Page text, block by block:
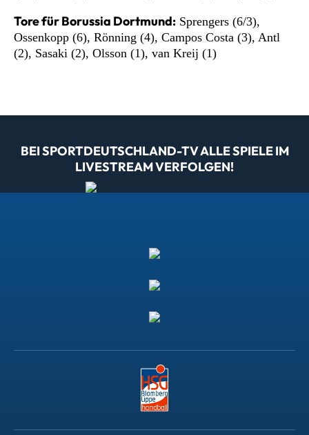
Tore für Borussia Dortmund: Sprengers (6/3),
Ossenkopp (6), Rönning (4), Campos Costa (3), Antl
(2), Sasaki (2), Olsson (1), van Kreij (1)
BEI SPORTDEUTSCHLAND-TV ALLE SPIELE IM
LIVESTREAM VERFOLGEN!